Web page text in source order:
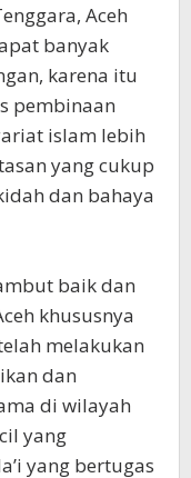
Aceh
banyak
karena itu
pembinaan
islam lebih
yang cukup
dan bahaya
baik dan
khususnya
melakukan
dan
di wilayah
yang
yang bertugas